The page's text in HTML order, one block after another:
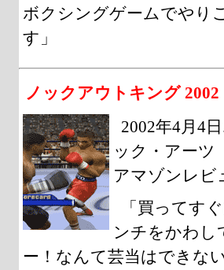
ボクシングゲームでやり
す」
ノックアウトキング 2002
2002年4月4
ック・アーツ
アマゾンレビ
「買ってす
ンチをかわし
ー！なんて芸当はできな